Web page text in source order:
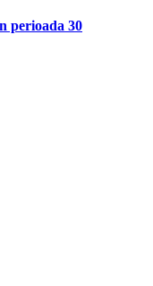
perioada 30